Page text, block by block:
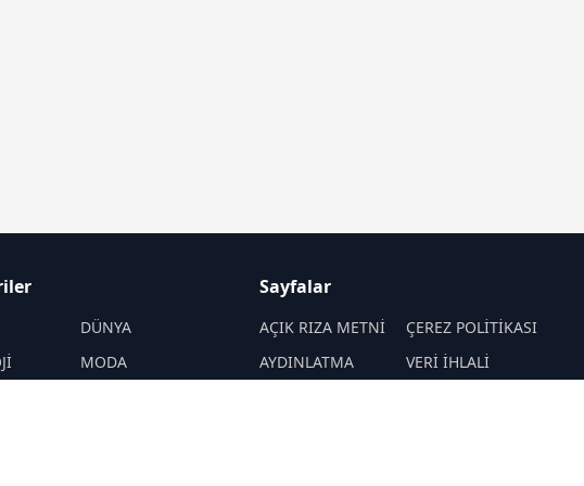
DÜNYA
MODA
Sayfalar
AÇIK RIZA METNİ
ÇEREZ POLİTİKASI
AYDINLATMA
VERİ İHLALİ